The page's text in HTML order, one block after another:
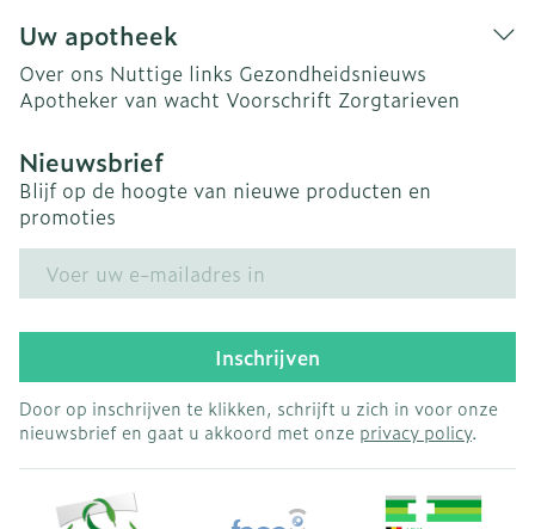
Uw apotheek
Over ons Nuttige links Gezondheidsnieuws
Apotheker van wacht Voorschrift Zorgtarieven
Nieuwsbrief
Blijf op de hoogte van nieuwe producten en
promoties
Inschrijven
Door op inschrijven te klikken, schrijft u zich in voor onze
nieuwsbrief en gaat u akkoord met onze privacy policy.